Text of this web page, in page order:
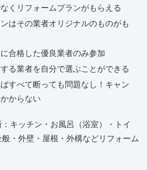
くリフォームプランがもらえる
はその業者オリジナルのものがも
合格した優良業者のみ参加
る業者を自分で選ぶことができる
すべて断っても問題なし！キャン
からない
キッチン・お風呂（浴室）・トイ
・外壁・屋根・外構などリフォーム